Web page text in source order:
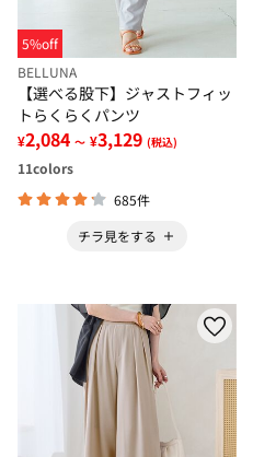
5%off
BELLUNA
【選べる股下】ジャストフィッ
トらくらくパンツ
¥2,084 ～ ¥3,129 (税込)
11colors
685件
チラ見をする